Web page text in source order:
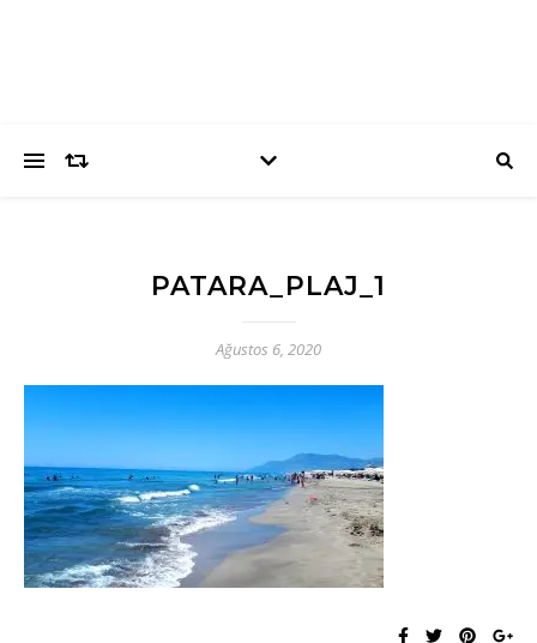
PATARA_PLAJ_1
Ağustos 6, 2020